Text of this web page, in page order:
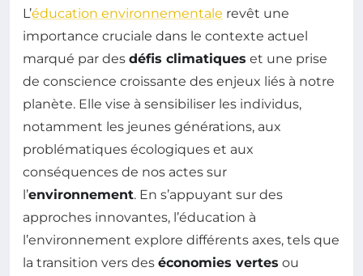
L’éducation environnementale revêt une
importance cruciale dans le contexte actuel
marqué par des défis climatiques et une prise
de conscience croissante des enjeux liés à notre
planète. Elle vise à sensibiliser les individus,
notamment les jeunes générations, aux
problématiques écologiques et aux
conséquences de nos actes sur
l’environnement. En s’appuyant sur des
approches innovantes, l’éducation à
l’environnement explore différents axes, tels que
la transition vers des économies vertes ou